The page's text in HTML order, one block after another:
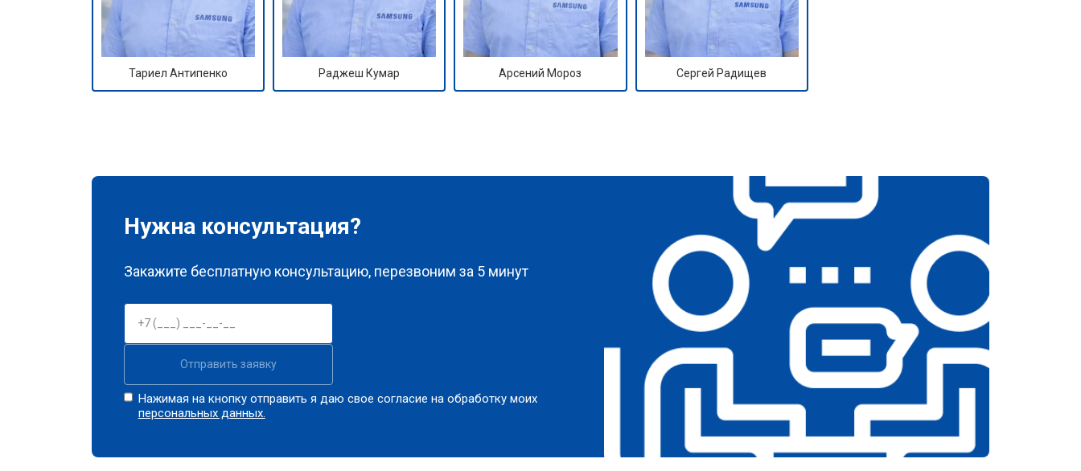
Тариел Антипенко Раджеш Кумар Арсений Мороз Сергей Радищев
Нужна консультация?
Закажите бесплатную консультацию, перезвоним за 5 минут
Отправить заявку
Нажимая на кнопку отправить я даю свое согласие на обработку моих
персональных данных.